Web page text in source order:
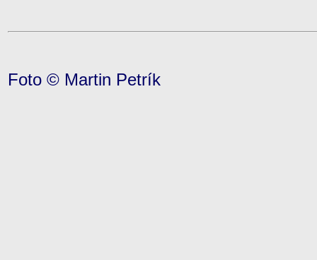
Foto © Martin Petrík